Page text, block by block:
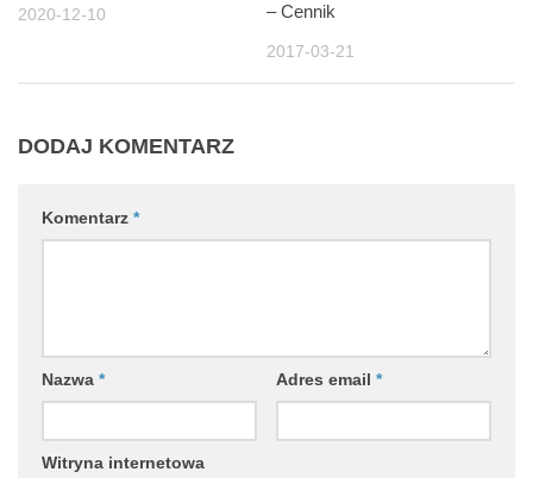
2020-12-10
– Cennik
2017-03-21
DODAJ KOMENTARZ
Komentarz *
Nazwa * Adres email *
Witryna internetowa